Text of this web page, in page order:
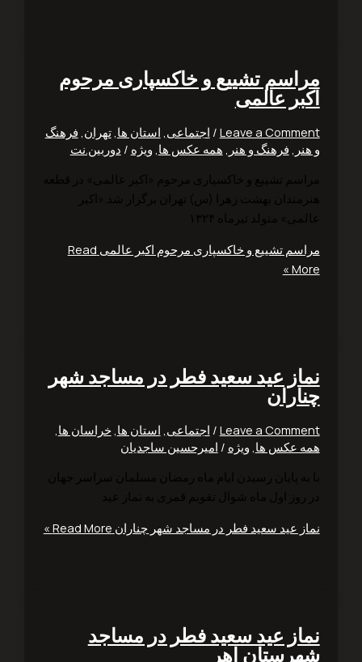
تشییع و خاکسپاری مرحوم
عالمی
Leave a
/اجتماعی , استان ها,تهران,فرهنگ
فرهنگ و هنر, همه عکس ها,ویژه/دوربین.نت
تشییع و خاکسپاری مرحوم اکبر عالمی Read
عید سعید فطر در مساجد شهر
Leave a
/اجتماعی , استان ها,خراسان ها
عکس ها,ویژه/امیرحسین ساجدیان
عید سعید فطر در مساجد شهر چنارانRead More »
عید سعید فطر در مساجد
اهر